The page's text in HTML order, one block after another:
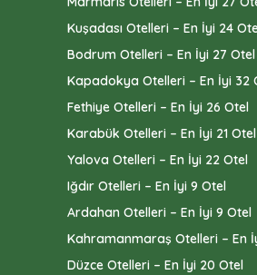
Kuşadası Otelleri – En İyi 24
Bodrum Otelleri – En İyi 27 Otel
Kapadokya Otelleri – En İyi 32
Fethiye Otelleri – En İyi 26 Otel
Karabük Otelleri – En İyi 21 Otel
Yalova Otelleri – En İyi 22 Otel
Iğdır Otelleri – En İyi 9 Otel
Ardahan Otelleri – En İyi 9 Otel
Kahramanmaraş Otelleri – En
Düzce Otelleri – En İyi 20 Otel